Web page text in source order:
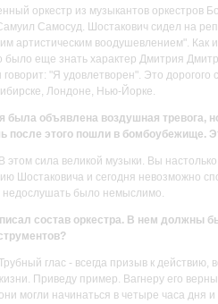
оркестр из музыкантов оркестров
Самосуд. Шостакович сидел на
артистическим воодушевлением".
было еще знать характер Дмитрия
говорит: "Я удовлетворен". Это
Лондоне, Нью-Йорке.
была объявлена воздушная тревога,
после этого пошли в бомбоубежище.
В этом сила великой музыки. Вы
Шостаковича и сегодня невозможно
недослушать было немыслимо.
состав оркестра. В нем должны
глас - всегда призыв к действию,
Приведу пример. Вагнеру его
могли начинаться в четыре часа